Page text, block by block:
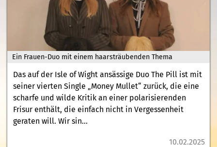
Ein Frauen-Duo mit einem haarsträubenden Thema
Das auf der Isle of Wight ansässige Duo The Pill ist mit
seiner vierten Single „Money Mullet“ zurück, die eine
scharfe und wilde Kritik an einer polarisierenden
Frisur enthält, die einfach nicht in Vergessenheit
geraten will. Wir sin...
10.02.2025